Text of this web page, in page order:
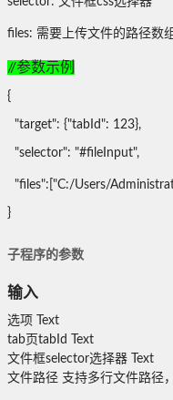
files: 需要上传文件的路径数
//参数示例
{
"target": {"tabId": 123},
"selector": "#fileInput",
"files":["C:/Users/
}
子程序的参数
输入
选项
Text
tab页tabId
Text
文件框selector选择器
Text
文件路径 支持多行文件路径